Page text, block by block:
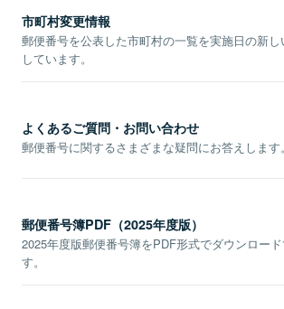
市町村変更情報
郵便番号を公表した市町村の一覧を実施日の新
しています。
よくあるご質問・お問い合わせ
郵便番号に関するさまざまな疑問にお答えします。
郵便番号簿PDF（2025年度版）
2025年度版郵便番号簿をPDF形式でダウンロード
す。